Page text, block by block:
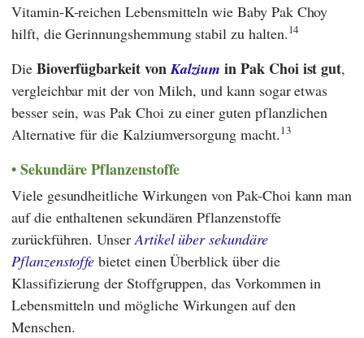
Vitamin‑K-reichen Lebensmitteln wie Baby Pak Choy
hilft, die Gerinnungshemmung stabil zu halten.14
Die Bioverfügbarkeit vonKalzium in Pak Choi ist gut,
vergleichbar mit der von Milch, und kann sogar etwas
besser sein, was Pak Choi zu einer guten pflanzlichen
Alternative für die Kalziumversorgung macht.13
Sekundäre Pflanzenstoffe
Viele gesundheitliche Wirkungen von Pak-Choi kann man
auf die enthaltenen sekundären Pflanzenstoffe
zurückführen. UnserArtikel über sekundäre
Pflanzenstoffe bietet einen Überblick über die
Klassifizierung der Stoffgruppen, das Vorkommen in
Lebensmitteln und mögliche Wirkungen auf den
Menschen.